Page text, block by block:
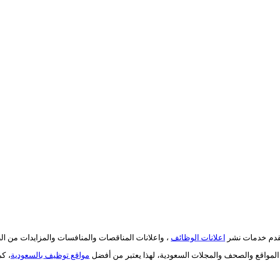
خدمات نشر اعلانات الوظائف ، واعلانات المناقصات والمنافسات والمزايدات
والصحف والمجلات السعودية، لهذا يعتبر من أفضل مواقع توظيف بالسعودية،